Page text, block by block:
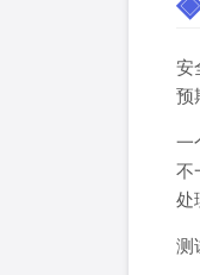
安
预
一
不
处
测